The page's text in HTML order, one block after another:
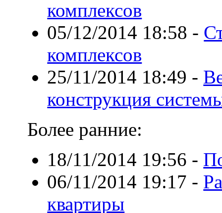
комплексов
05/12/2014 18:58 -
комплексов
25/11/2014 18:49 -
конструкция
Более ранние:
18/11/2014 19:56 -
06/11/2014 19:17 -
квартиры